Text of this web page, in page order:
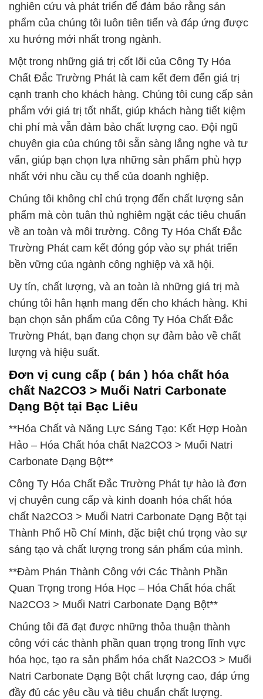
nghiên cứu và phát triển để đảm bảo rằng sản
phẩm của chúng tôi luôn tiên tiến và đáp ứng được
xu hướng mới nhất trong ngành.
Một trong những giá trị cốt lõi của Công Ty Hóa
Chất Đắc Trường Phát là cam kết đem đến giá trị
cạnh tranh cho khách hàng. Chúng tôi cung cấp sản
phẩm với giá trị tốt nhất, giúp khách hàng tiết kiệm
chi phí mà vẫn đảm bảo chất lượng cao. Đội ngũ
chuyên gia của chúng tôi sẵn sàng lắng nghe và tư
vấn, giúp bạn chọn lựa những sản phẩm phù hợp
nhất với nhu cầu cụ thể của doanh nghiệp.
Chúng tôi không chỉ chú trọng đến chất lượng sản
phẩm mà còn tuân thủ nghiêm ngặt các tiêu chuẩn
về an toàn và môi trường. Công Ty Hóa Chất Đắc
Trường Phát cam kết đóng góp vào sự phát triển
bền vững của ngành công nghiệp và xã hội.
Uy tín, chất lượng, và an toàn là những giá trị mà
chúng tôi hân hạnh mang đến cho khách hàng. Khi
bạn chọn sản phẩm của Công Ty Hóa Chất Đắc
Trường Phát, bạn đang chọn sự đảm bảo về chất
lượng và hiệu suất.
Đơn vị cung cấp ( bán ) hóa chất hóa
chất Na2CO3 > Muối Natri Carbonate
Dạng Bột tại Bạc Liêu
**Hóa Chất và Năng Lực Sáng Tạo: Kết Hợp Hoàn
Hảo – Hóa Chất hóa chất Na2CO3 > Muối Natri
Carbonate Dạng Bột**
Công Ty Hóa Chất Đắc Trường Phát tự hào là đơn
vị chuyên cung cấp và kinh doanh hóa chất hóa
chất Na2CO3 > Muối Natri Carbonate Dạng Bột tại
Thành Phố Hồ Chí Minh, đặc biệt chú trọng vào sự
sáng tạo và chất lượng trong sản phẩm của mình.
**Đàm Phán Thành Công với Các Thành Phần
Quan Trọng trong Hóa Học – Hóa Chất hóa chất
Na2CO3 > Muối Natri Carbonate Dạng Bột**
Chúng tôi đã đạt được những thỏa thuận thành
công với các thành phần quan trọng trong lĩnh vực
hóa học, tạo ra sản phẩm hóa chất Na2CO3 > Muối
Natri Carbonate Dạng Bột chất lượng cao, đáp ứng
đầy đủ các yêu cầu và tiêu chuẩn chất lượng.